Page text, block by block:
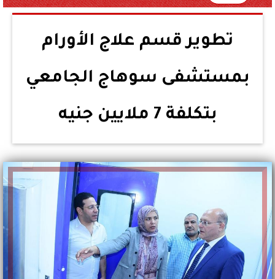
تطوير قسم علاج الأورام
بمستشفى سوهاج الجامعي
بتكلفة 7 ملايين جنيه